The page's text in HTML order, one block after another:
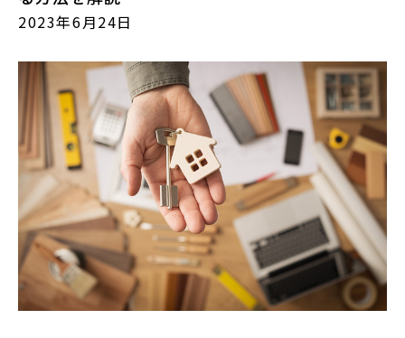
対応エリア
東京
新宿
仙台
高崎
2023年6月24日